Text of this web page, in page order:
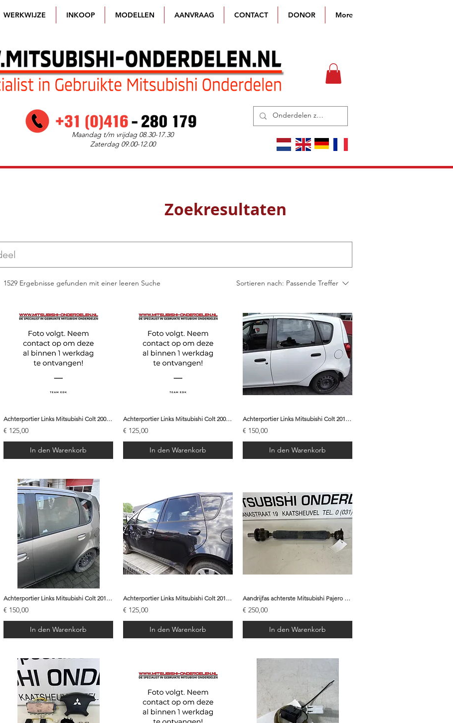
WERKWIJZE INKOOP MODELLEN AANVRAAG CONTACT DONOR More
Maandag t/m vrijdag 08.30-17.30
Zaterdag 09.00-12.00
Zoekresultaten
1529 Ergebnisse gefunden mit einer leeren Suche Sortieren nach: Passende Treffer
Achterportier Links Mitsubishi Colt 2006 - MN161891 | A98
€ 125,00
In den Warenkorb
Achterportier Links Mitsubishi Colt 2006 - MN161891 | T43
€ 125,00
In den Warenkorb
Achterportier Links Mitsubishi Colt 2010 - 5730A713 | W16
€ 150,00
In den Warenkorb
Achterportier Links Mitsubishi Colt 2010 - 5730A713 | A98
€ 150,00
In den Warenkorb
Achterportier Links Mitsubishi Colt 2010 - 5730A713 | X62
€ 125,00
In den Warenkorb
Aandrijfas achterste Mitsubishi Pajero 3.2 Lang 2008 - MR498390
€ 250,00
In den Warenkorb